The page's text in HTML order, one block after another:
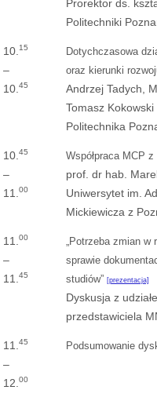
Prorektor ds.
Politechniki
10. 15
–
10. 45
Dotychczasowa
oraz kierunki
Andrzej Tadych,
Tomasz Kokowski
Politechnika
10. 45
–
11.
00
Współpraca MCP z
prof. dr hab.
Uniwersytet im.
Mickiewicza z
11. 00
–
11.
45
„Potrzeba zmian w
sprawie
studiów” [prezentacja]
Dyskusja z
przedstawiciela
11. 45
–
12. 00
Podsumowanie